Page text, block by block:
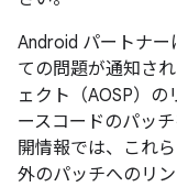
Android パートナー
ての問題が通知さ
ェクト（AOSP）
ースコードのパッ
開情報では、これ
外のパッチへのリン